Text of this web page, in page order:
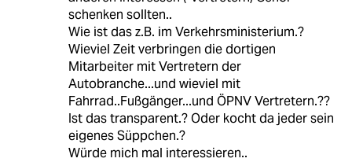
schenken sollten..
Wie ist das z.B. im Verkehrsministerium.?
Wieviel Zeit verbringen die dortigen
Mitarbeiter mit Vertretern der
Autobranche...und wieviel mit
Fahrrad..Fußgänger...und ÖPNV Vertretern.??
Ist das transparent.? Oder kocht da jeder sein
eigenes Süppchen.?
Würde mich mal interessieren..